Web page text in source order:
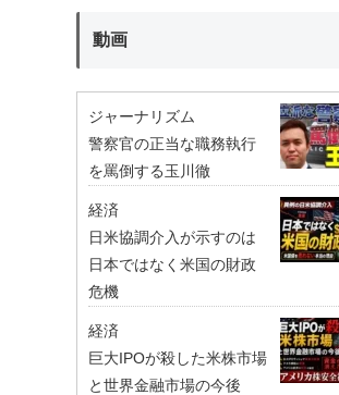
動画
ジャーナリズム
警察官の正当な職務執行
を罵倒する玉川徹
経済
日米協調介入が示すのは
日本ではなく米国の財政
危機
経済
巨大IPOが殺した米株市場
と世界金融市場の今後